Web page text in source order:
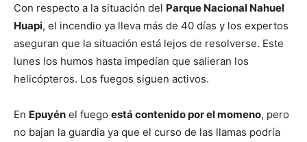
Con respecto a la situación del Parque Nacional Nahuel
Huapi, el incendio ya lleva más de 40 días y los expertos
aseguran que la situación está lejos de resolverse. Este
lunes los humos hasta impedían que salieran los
helicópteros. Los fuegos siguen activos.
En Epuyén el fuego está contenido por el momeno, pero
no bajan la guardia ya que el curso de las llamas podría